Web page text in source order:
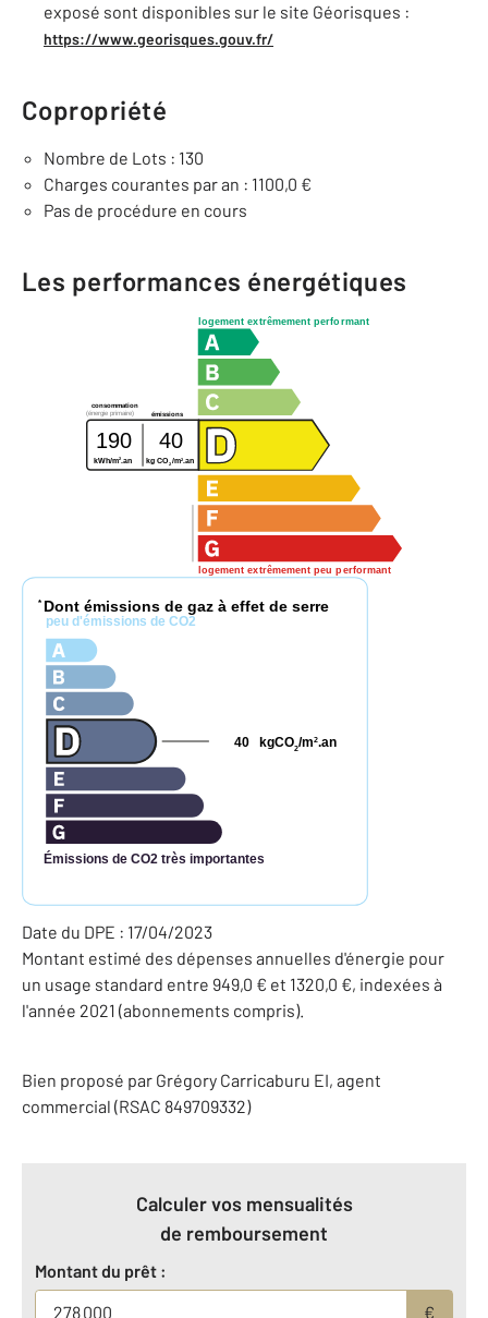
exposé sont disponibles sur le site Géorisques :
https://www.georisques.gouv.fr/
Copropriété
Nombre de Lots : 130
Charges courantes par an : 1100,0 €
Pas de procédure en cours
Les performances énergétiques
logement extrêmement performant
logement extrêmement peu performant
consommation
émissions
(énergie primaire)
190 40
kWh/m2.an kg CO2 /m2 .an
* Dont émissions de gaz à effet de serre
peu d'émissions de CO2
Émissions de CO2 très importantes
kgCO2/m2.an
40
Date du DPE : 17/04/2023
Montant estimé des dépenses annuelles d'énergie pour
un usage standard entre 949,0 € et 1320,0 €, indexées à
l'année 2021 (abonnements compris).
Bien proposé par Grégory Carricaburu EI, agent
commercial (RSAC 849709332)
Calculer vos mensualités
de remboursement
Montant du prêt :
€